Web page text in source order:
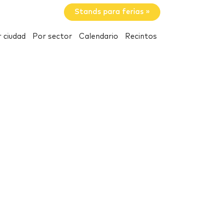
Stands para ferias »
ciudad Por sector Calendario Recintos